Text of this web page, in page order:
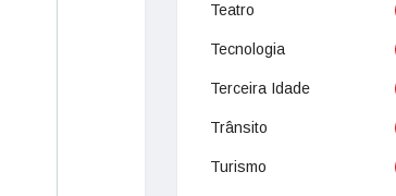
Teatro
Tecnologia
Terceira Idade
Trânsito
Turismo